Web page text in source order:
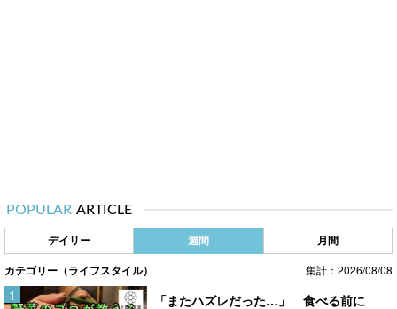
POPULAR ARTICLE
デイリー 週間 月間
カテゴリー（ライフスタイル） 集計：2026/08/08
「またハズレだった…」 食べる前に